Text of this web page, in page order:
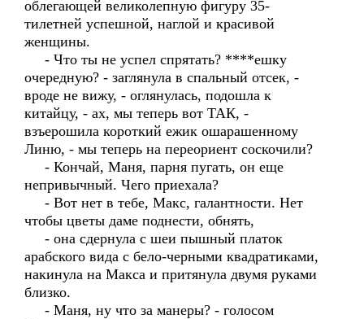
облегающей великолепную фигуру 35-
тилетней успешной, наглой и красивой
женщины.
- Что ты не успел спрятать? ****ешку
очередную? - заглянула в спальный отсек, -
вроде не вижу, - оглянулась, подошла к
китайцу, - ах, мы теперь вот ТАК, -
взъерошила короткий ежик ошарашенному
Линю, - мы теперь на переориент соскочили?
- Кончай, Маня, парня пугать, он еще
непривычный. Чего приехала?
- Вот нет в тебе, Макс, галантности. Нет
чтобы цветы даме поднести, обнять,
- она сдернула с шеи пышный платок
арабского вида с бело-черными квадратиками,
накинула на Макса и притянула двумя руками
близко.
- Маня, ну что за манеры? - голосом